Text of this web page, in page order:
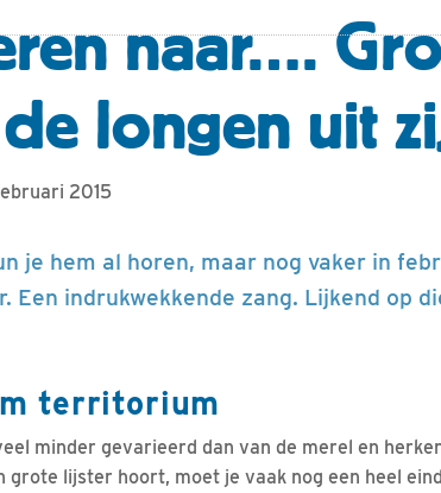
naar….
longen uit
2015
je hem al horen, maar nog vaker in
Een indrukwekkende zang. Lijkend op
territorium
minder gevarieerd dan van de merel en
grote lijster hoort, moet je vaak nog een heel